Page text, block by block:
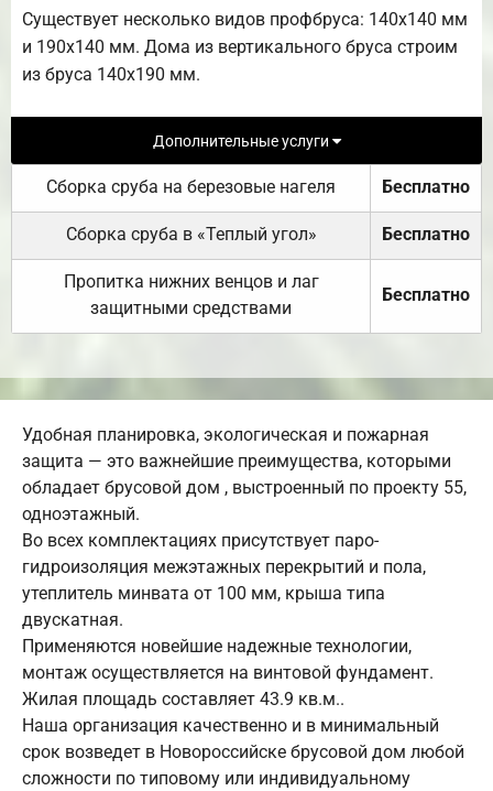
Существует несколько видов профбруса: 140х140 мм
и 190х140 мм. Дома из вертикального бруса строим
из бруса 140х190 мм.
Дополнительные услуги
Сборка сруба на березовые нагеля Бесплатно
Сборка сруба в «Теплый угол» Бесплатно
Пропитка нижних венцов и лаг
защитными средствами
Бесплатно
Удобная планировка, экологическая и пожарная
защита — это важнейшие преимущества, которыми
обладает брусовой дом , выстроенный по проекту 55,
одноэтажный.
Во всех комплектациях присутствует паро-
гидроизоляция межэтажных перекрытий и пола,
утеплитель минвата от 100 мм, крыша типа
двускатная.
Применяются новейшие надежные технологии,
монтаж осуществляется на винтовой фундамент.
Жилая площадь составляет 43.9 кв.м..
Наша организация качественно и в минимальный
срок возведет в Новороссийске брусовой дом любой
сложности по типовому или индивидуальному